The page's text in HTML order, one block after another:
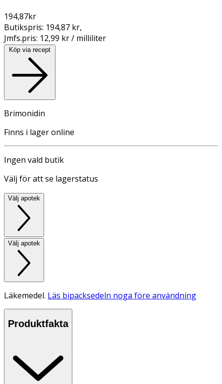
194,87kr
Butikspris: 194,87 kr,
Jmfs.pris: 12,99 kr / milliliter
Köp via recept
Brimonidin
Finns i lager online
Ingen vald butik
Välj för att se lagerstatus
Välj apotek
Välj apotek
Läkemedel. Läs bipacksedeln noga före användning
Produktfakta